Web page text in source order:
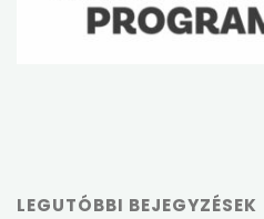
LEGUTÓBBI BEJEGYZÉSEK